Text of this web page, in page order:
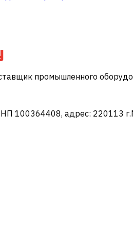
промышленного
100364408, адрес: 220113